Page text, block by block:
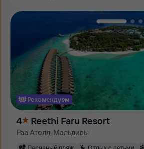
Рекомендуем
4 Reethi Faru Resort
Раа Атолл, Мальдивы
Песчаный пляж Отдых с детьми